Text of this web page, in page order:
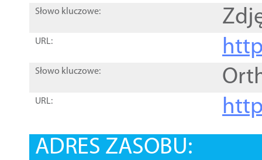
Słowo kluczowe:
URL:
Słowo kluczowe:
URL:
ADRES ZASOBU: